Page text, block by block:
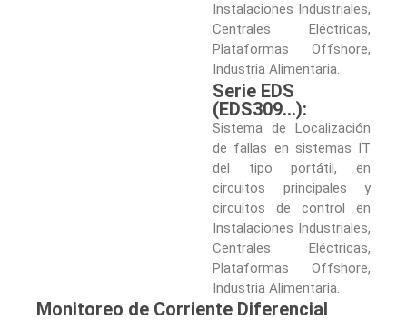
Instalaciones Industriales,
Centrales Eléctricas,
Plataformas Offshore,
Industria Alimentaria.
Serie EDS
(EDS309…):
Sistema de Localización
de fallas en sistemas IT
del tipo portátil, en
circuitos principales y
circuitos de control en
Instalaciones Industriales,
Centrales Eléctricas,
Plataformas Offshore,
Industria Alimentaria.
Monitoreo de Corriente Diferencial